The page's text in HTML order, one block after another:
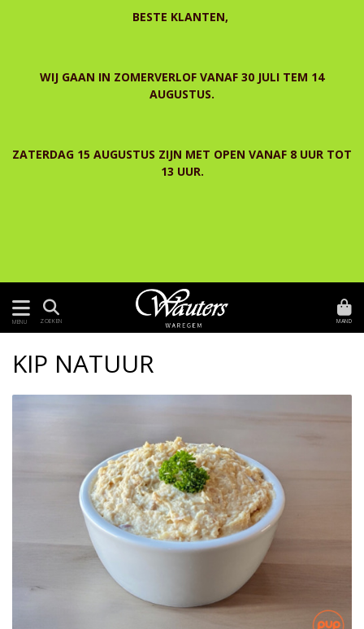
BESTE KLANTEN,
WIJ GAAN IN ZOMERVERLOF VANAF 30 JULI TEM 14
AUGUSTUS.
ZATERDAG 15 AUGUSTUS ZIJN MET OPEN VANAF 8 UUR TOT
13 UUR.
MENU ZOEKEN MAND
KIP NATUUR